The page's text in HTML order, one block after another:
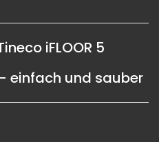
iFLOOR 5
einfach und sauber